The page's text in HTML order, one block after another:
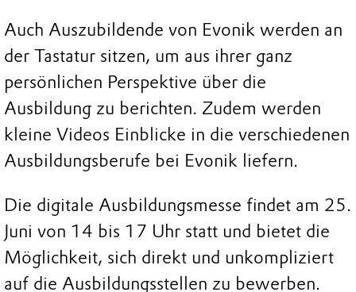
Auch Auszubildende von Evonik werden an
der Tastatur sitzen, um aus ihrer ganz
persönlichen Perspektive über die
Ausbildung zu berichten. Zudem werden
kleine Videos Einblicke in die verschiedenen
Ausbildungsberufe bei Evonik liefern.
Die digitale Ausbildungsmesse findet am 25.
Juni von 14 bis 17 Uhr statt und bietet die
Möglichkeit, sich direkt und unkompliziert
auf die Ausbildungsstellen zu bewerben.